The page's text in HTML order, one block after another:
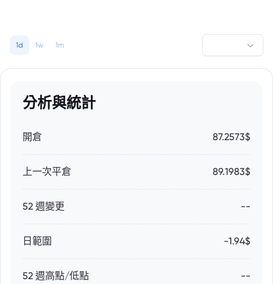
1d 1w 1m
分析與統計
開倉 87.2573$
上一次平倉 89.1983$
52 週變更 --
日範圍 -1.94$
52 週高點/低點 --